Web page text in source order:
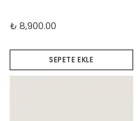
₺ 8,900.00
SEPETE EKLE